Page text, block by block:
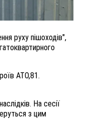
руху пішоходів",
АТО,81.
На сесії
з цим